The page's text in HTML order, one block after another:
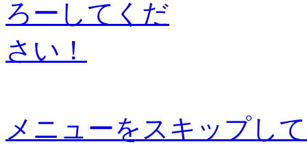
メニューをスキップし